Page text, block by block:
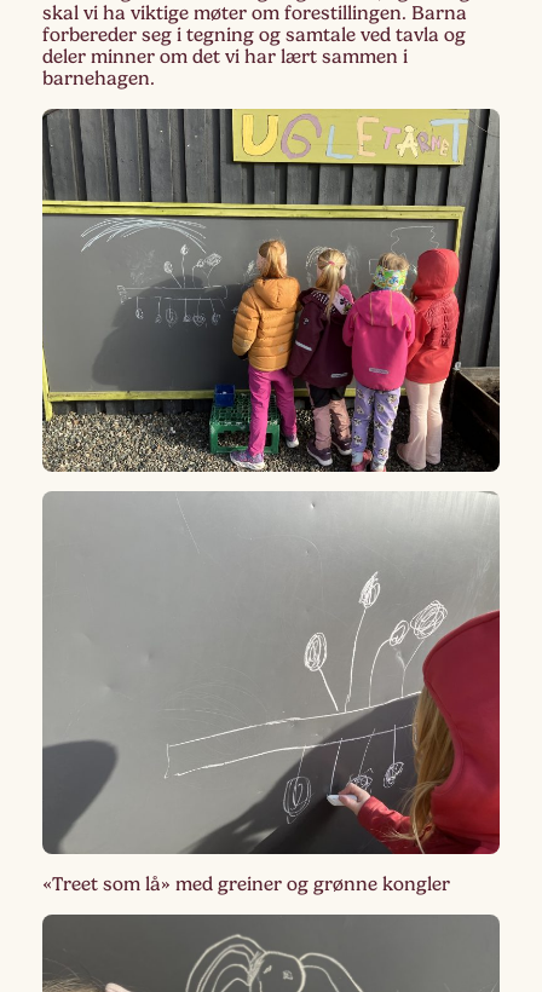
skal vi ha viktige møter om forestillingen. Barna
forbereder seg i tegning og samtale ved tavla og
deler minner om det vi har lært sammen i
barnehagen.
«Treet som lå» med greiner og grønne kongler